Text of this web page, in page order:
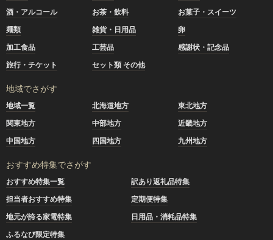
酒・アルコール
お茶・飲料
お菓子・スイーツ
麺類
雑貨・日用品
卵
加工食品
工芸品
感謝状・記念品
旅行・チケット
セット類 その他
地域でさがす
地域一覧 北海道地方
東北地方
関東地方
中部地方
近畿地方
中国地方
四国地方 九州地方
おすすめ特集でさがす
おすすめ特集一覧
訳あり返礼品特集
担当者おすすめ特集
定期便特集
地元が誇る家電特集
日用品・消耗品特集
ふるなび限定特集